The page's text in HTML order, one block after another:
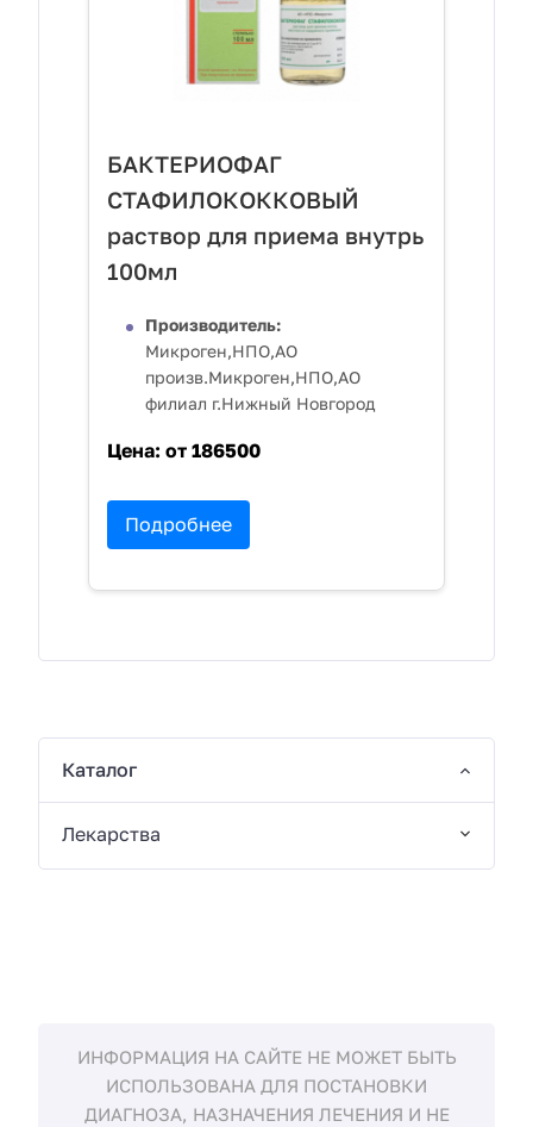
БАКТЕРИОФАГ
СТАФИЛОКОККОВЫЙ
раствор для приема внутрь
100мл
Производитель:
Микроген,НПО,АО
произв.Микроген,НПО,АО
филиал г.Нижный Новгород
Цена: от 186500
Подробнее
Каталог
Лекарства
ИНФОРМАЦИЯ НА САЙТЕ НЕ МОЖЕТ БЫТЬ
ИСПОЛЬЗОВАНА ДЛЯ ПОСТАНОВКИ
ДИАГНОЗА, НАЗНАЧЕНИЯ ЛЕЧЕНИЯ И НЕ